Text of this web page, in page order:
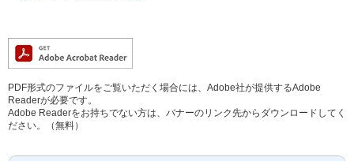
PDF形式のファイルをご覧いただく場合には、Adobe社が提供するAdobe
Readerが必要です。
Adobe Readerをお持ちでない方は、バナーのリンク先からダウンロードしてく
ださい。（無料）